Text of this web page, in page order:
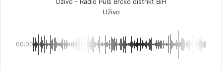
Uživo
00:00